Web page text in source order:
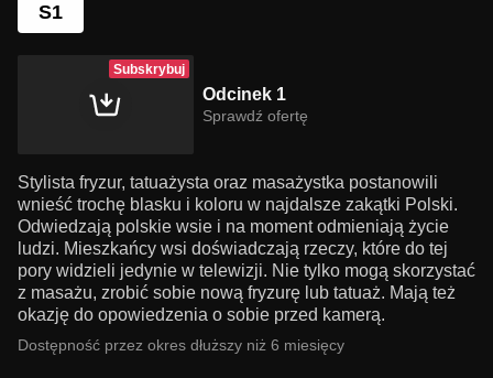
S1
Subskrybuj
Odcinek 1
Sprawdź ofertę
Stylista fryzur, tatuażysta oraz masażystka postanowili
wnieść trochę blasku i koloru w najdalsze zakątki Polski.
Odwiedzają polskie wsie i na moment odmieniają życie
ludzi. Mieszkańcy wsi doświadczają rzeczy, które do tej
pory widzieli jedynie w telewizji. Nie tylko mogą skorzystać
z masażu, zrobić sobie nową fryzurę lub tatuaż. Mają też
okazję do opowiedzenia o sobie przed kamerą.
Dostępność przez okres dłuższy niż 6 miesięcy